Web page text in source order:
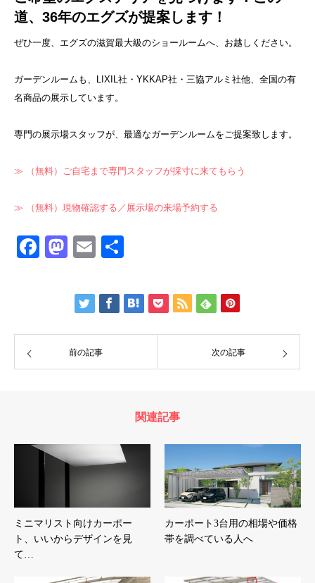
道、36年のエグズが提案します！
ぜひ一度、エグズの滋賀最大級のショールームへ、お越しください。
ガーデンルームも、LIXIL社・YKKAP社・三協アルミ社他、全国の有
名商品の展示しています。
専門の展示場スタッフが、最適なガーデンルームをご提案致します。
≫ （無料）ご自宅まで専門スタッフが採寸に来てもらう
≫ （無料）現物確認する／展示場の来場予約する
Facebook
Mastodon
Email
前の記事 次の記事
関連記事
ミニマリスト向けカーポー
ト、いいからデザインを見
て…
カーポート3台用の相場や価格
帯を調べている人へ